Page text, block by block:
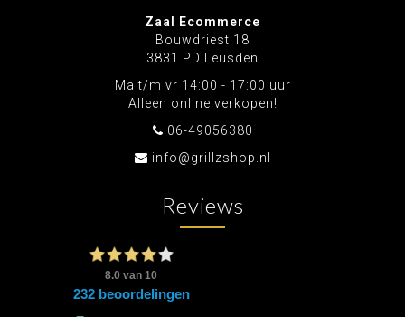
Zaal Ecommerce
Bouwdriest 18
3831 PD Leusden
Ma t/m vr 14:00 - 17:00 uur
Alleen online verkopen!
06-49056380
info@grillzshop.nl
Reviews